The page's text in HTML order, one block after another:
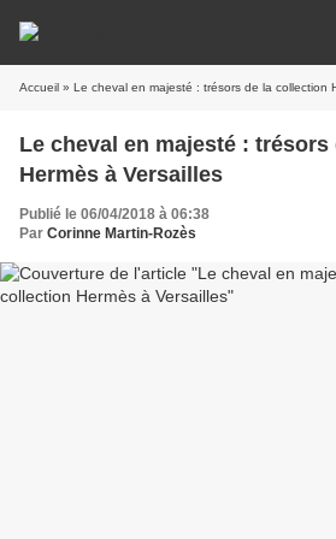
Accueil » Le cheval en majesté : trésors de la collection
Le cheval en majesté :
Hermès à Versailles
Publié le 06/04/2018 à 06:38
Par Corinne Martin-Rozès